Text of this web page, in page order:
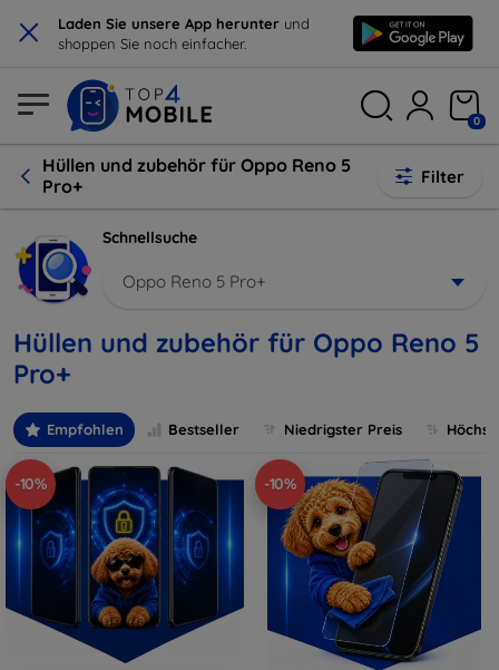
× Laden Sie unsere App herunter und
shoppen Sie noch einfacher.
0
Hüllen und zubehör für Oppo Reno 5
Pro+
Filter
Schnellsuche
Oppo Reno 5 Pro+
Hüllen und zubehör für Oppo Reno 5
Pro+
Empfohlen Bestseller Niedrigster Preis
-10% -10%